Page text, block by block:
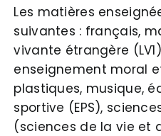
Les matières
suivantes : français,
vivante étrangère
enseignement moral
plastiques, musique,
sportive (EPS),
(sciences de la vie et